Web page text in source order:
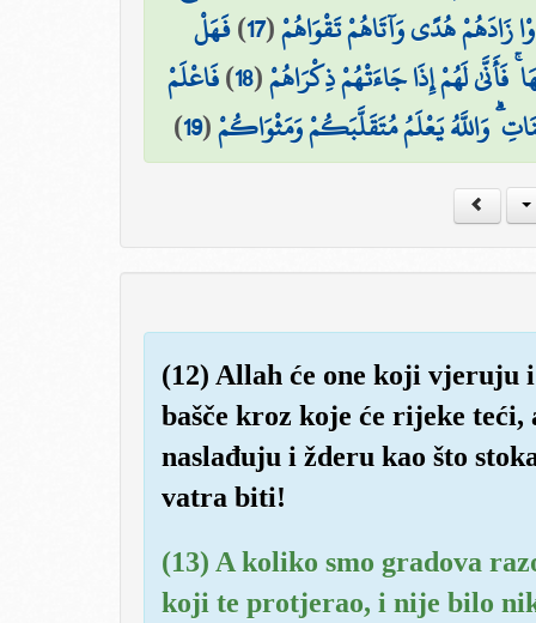
زَادَهُمْ هُدًى وَآتَاهُمْ تَقْوَاهُمْ(
17
)فَهَلْ
فَأَنَّىٰ لَهُمْ إِذَا جَاءَتْهُمْ ذِكْرَاهُمْ(
18
)فَاعْلَمْ
وَاللَّهُ يَعْلَمُ مُتَقَلَّبَكُمْ وَمَثْوَاكُمْ(
19
)
(12) Allah će one koji vjeruju
bašče kroz koje će rijeke
naslađuju i žderu kao što
vatra biti!
(13) A koliko smo gradova
koji te protjerao, i nije bilo